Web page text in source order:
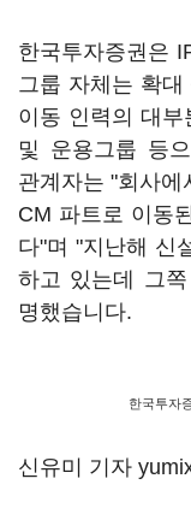
한국투자증권은
그룹 자체는 확대
이동 인력의 대
및 운용그룹 등
관계자는 "회사
CM 파트로 이동
다"며 "지난해 신
하고 있는데 그
명했습니다.
한국투자
신유미 기자